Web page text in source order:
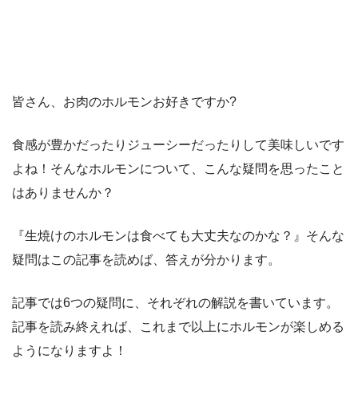
皆さん、お肉のホルモンお好きですか?
食感が豊かだったりジューシーだったりして美味しいです
よね！そんなホルモンについて、こんな疑問を思ったこと
はありませんか？
『生焼けのホルモンは食べても大丈夫なのかな？』そんな
疑問はこの記事を読めば、答えが分かります。
記事では6つの疑問に、それぞれの解説を書いています。
記事を読み終えれば、これまで以上にホルモンが楽しめる
ようになりますよ！